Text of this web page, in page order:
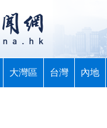
大灣區 台灣 內地